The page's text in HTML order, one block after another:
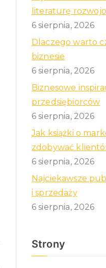
literaturę
6 sierpnia, 2026
Dlaczego warto
biznesie
6 sierpnia, 2026
Biznesowe
przedsiębiorców
6 sierpnia, 2026
Jak książki o
zdobywać
6 sierpnia, 2026
Najciekawsze
i sprzedaży
6 sierpnia, 2026
Strony